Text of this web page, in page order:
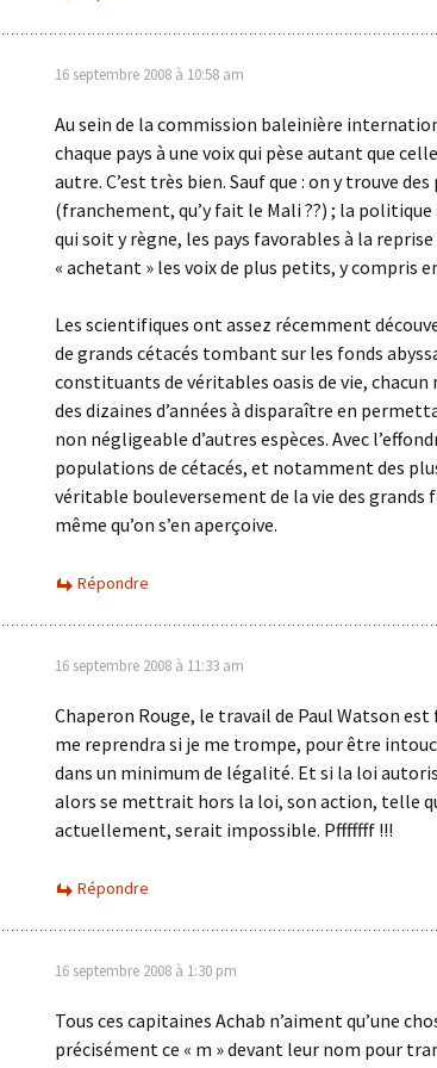
16 septembre 2008 à 10:58 am
Au sein de la commission baleinière
chaque pays à une voix qui pèse autant que
autre. C’est très bien. Sauf que : on y trouve des
(franchement, qu’y fait le Mali ??) ; la
qui soit y règne, les pays favorables à la reprise
« achetant » les voix de plus petits, y compris
Les scientifiques ont assez récemment
de grands cétacés tombant sur les fonds
constituants de véritables oasis de vie,
des dizaines d’années à disparaître en
non négligeable d’autres espèces. Avec
populations de cétacés, et notamment des
véritable bouleversement de la vie des grands
même qu’on s’en aperçoive.
Répondre
16 septembre 2008 à 11:33 am
Chaperon Rouge, le travail de Paul Watson
me reprendra si je me trompe, pour être
dans un minimum de légalité. Et si la loi
alors se mettrait hors la loi, son action, telle
actuellement, serait impossible. Pfffffff !!!
Répondre
16 septembre 2008 à 1:30 pm
Tous ces capitaines Achab n’aiment qu’une
précisément ce « m » devant leur nom pour